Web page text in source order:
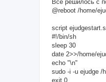
Все решилось с
@reboot /home/
script
#!/bin/sh
sleep 30
date 2>>/home/
echo "\n"
sudo -i -u ejudge /
exit 0